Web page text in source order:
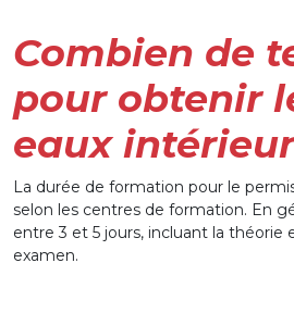
Combien de
pour obtenir
eaux
La durée de formation pour le
selon les centres de formation. En
entre 3 et 5 jours, incluant la théorie
examen.